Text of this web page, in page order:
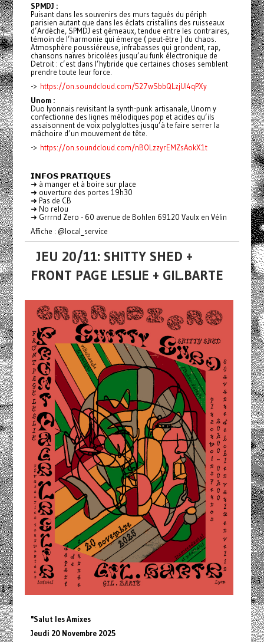
SPMDJ :
Puisant dans les souvenirs des murs tagués du périph
parisien autant que dans les éclats cristallins des ruisseaux
d’Ardèche, SPMDJ est gémeaux, tendue entre les contraires,
témoin de l’harmonie qui émerge ( peut-être ) du chaos.
Atmosphère poussiéreuse, infrabasses qui grondent, rap,
chansons naïves bricolées jusqu’au funk électronique de
Detroit : c’est dans l’hybride que certaines choses semblent
prendre toute leur force.
-> https://on.soundcloud.com/527wSbbQLzjUI4qPXy
Unom :
Duo lyonnais revisitant la synth-punk artisanale, Unom y
confectionne des lignes mélodiques pop et acides qu’ils
assaisonnent de voix polyglottes jusqu’à te faire serrer la
mâchoire d’un mouvement de tête.
-> https://on.soundcloud.com/nBOLzzyrEMZsAokX1t
𝗜𝗡𝗙𝗢𝗦 𝗣𝗥𝗔𝗧𝗜𝗤𝗨𝗘𝗦
➜ à manger et à boire sur place
➜ ouverture des portes 19h30
➜ Pas de CB
➜ No relou
➜ Grrrnd Zero - 60 avenue de Bohlen 69120 Vaulx en Vélin
Affiche : @local_service
JEU 20/11: SHITTY SHED +
FRONT PAGE LESLIE + GIL.BARTE
"Salut les Amixes
Jeudi 20 Novembre 2025